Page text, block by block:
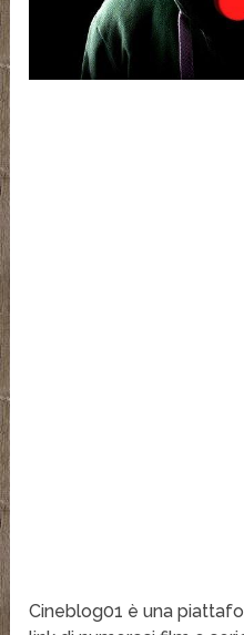
Cineblog01 è una